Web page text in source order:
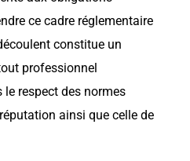
ce cadre réglementaire
constitue un
professionnel
respect des normes
ainsi que celle de